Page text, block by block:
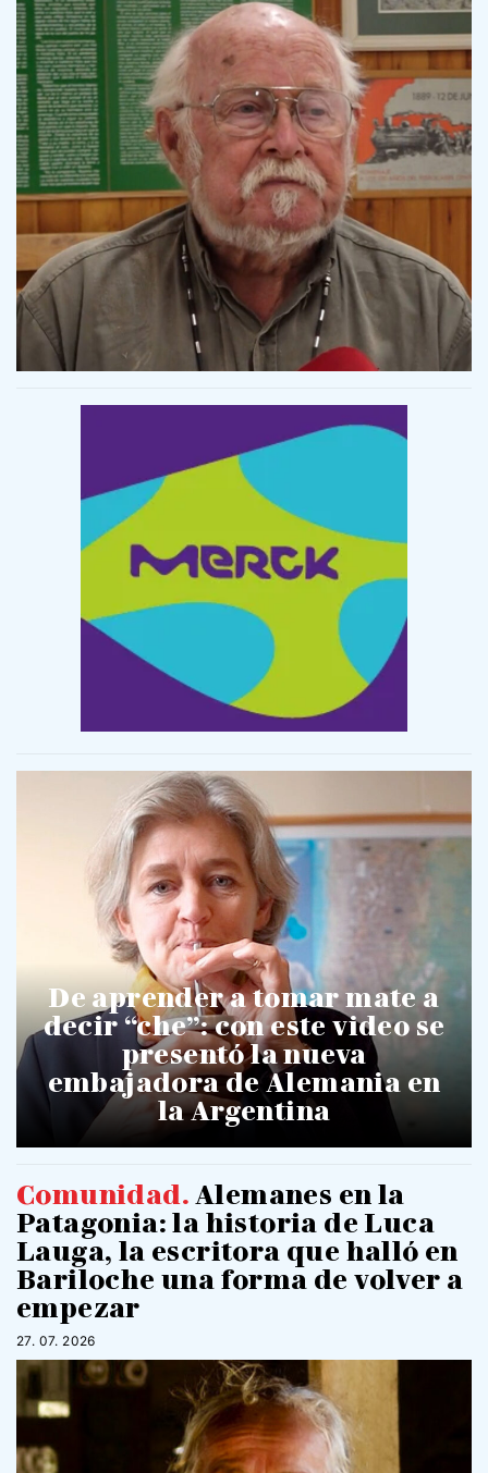
De aprender a tomar mate a
decir “che”: con este video se
presentó la nueva
embajadora de Alemania en
la Argentina
Comunidad. Alemanes en la
Patagonia: la historia de Luca
Lauga, la escritora que halló en
Bariloche una forma de volver a
empezar
27. 07. 2026